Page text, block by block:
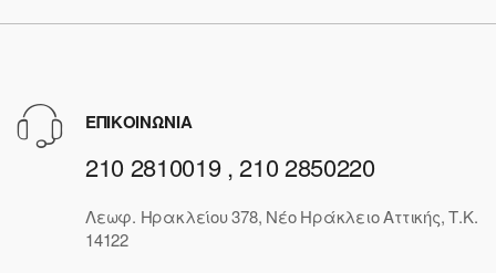
ΕΠΙΚΟΙΝΩΝΙΑ
210 2810019 , 210 2850220
Λεωφ. Ηρακλείου 378, Νέο Ηράκλειο Αττικής, Τ.Κ.
14122